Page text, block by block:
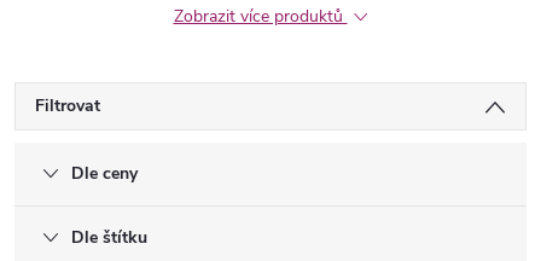
Zobrazit více produktů
Filtrovat
Dle ceny
Dle štítku